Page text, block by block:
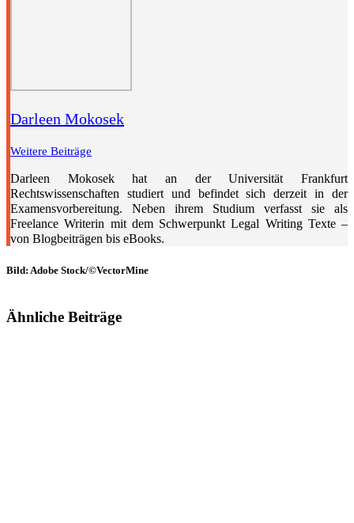
Darleen Mokosek
Weitere Beiträge
Darleen Mokosek hat an der Universität Frankfurt
Rechtswissenschaften studiert und befindet sich derzeit in der
Examensvorbereitung. Neben ihrem Studium verfasst sie als
Freelance Writerin mit dem Schwerpunkt Legal Writing Texte –
von Blogbeiträgen bis eBooks.
Bild: Adobe Stock/©VectorMine
Ähnliche Beiträge